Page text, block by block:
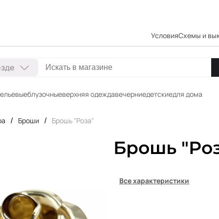
УсловияСхемы и
блузочныеверхняя одеждавечерниедетскиедля дома
/ Броши / Брошь "Роза"
Брошь
Все характеристики